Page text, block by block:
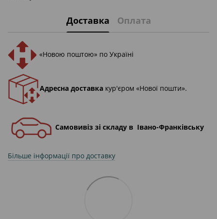
Доставка Оплата
«Новою поштою» по Україні
Адресна доставка кур'єром «Нової пошти».
Самовивіз зі складу в Івано-Франківську
Більше інформації про доставку